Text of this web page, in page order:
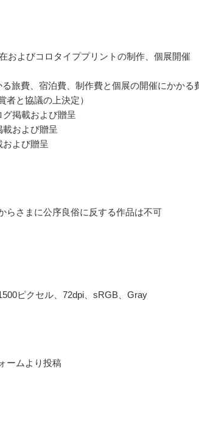
よびコロタイププリントの制作、個展開催
旅費、宿泊費、制作費と個展の開催にかかる
者と協議の上決定）
掲載および贈呈
および贈呈
よび贈呈
らさまに公序良俗に反する作品は不可
ピクセル、72dpi、sRGB、Gray
ームより投稿